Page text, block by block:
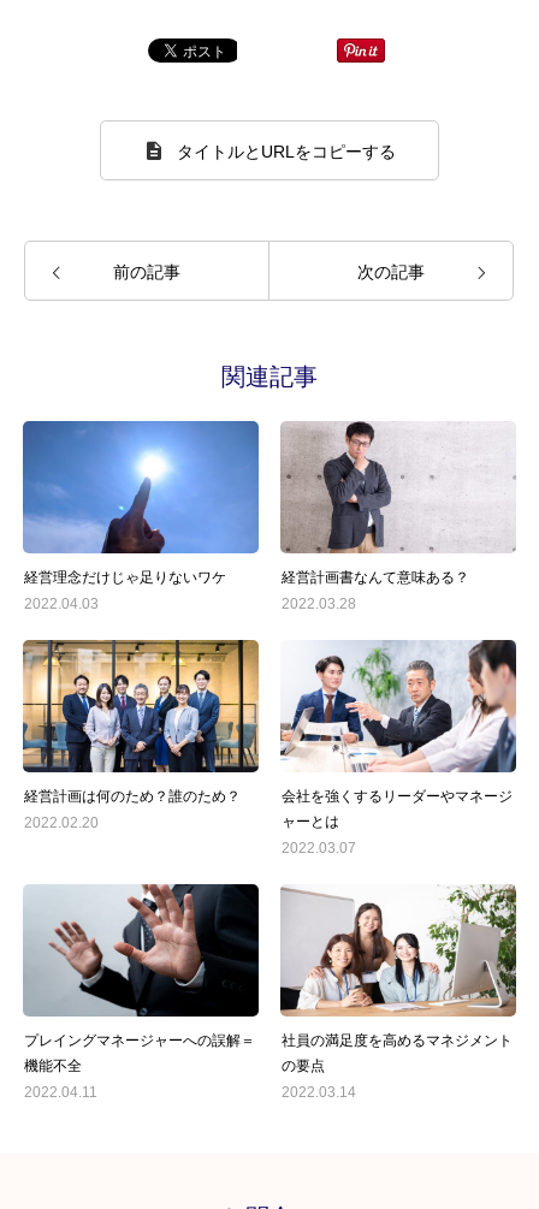
タイトルとURLをコピーする
前の記事 次の記事
関連記事
経営理念だけじゃ足りないワケ
2022.04.03
経営計画書なんて意味ある？
2022.03.28
経営計画は何のため？誰のため？
2022.02.20
会社を強くするリーダーやマネージ
ャーとは
2022.03.07
プレイングマネージャーへの誤解＝
機能不全
2022.04.11
社員の満足度を高めるマネジメント
の要点
2022.03.14